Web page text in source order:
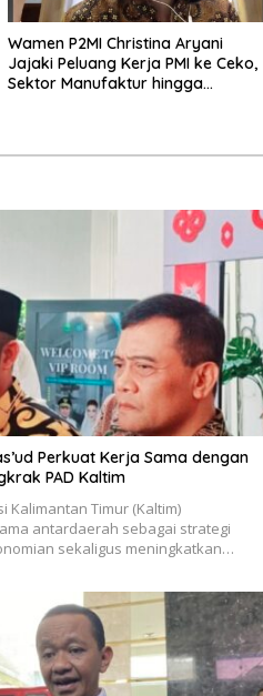
Wamen P2MI Christina Aryani
Jajaki Peluang Kerja PMI ke Ceko,
Sektor Manufaktur hingga
Perkuat Kerja Sama dengan
PAD Kaltim
Kalimantan Timur (Kaltim)
antardaerah sebagai strategi
sekaligus meningkatkan…